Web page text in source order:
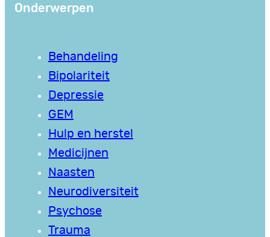
Onderwerpen
Behandeling
Bipolariteit
Depressie
GEM
Hulp en herstel
Medicijnen
Naasten
Neurodiversiteit
Psychose
Trauma